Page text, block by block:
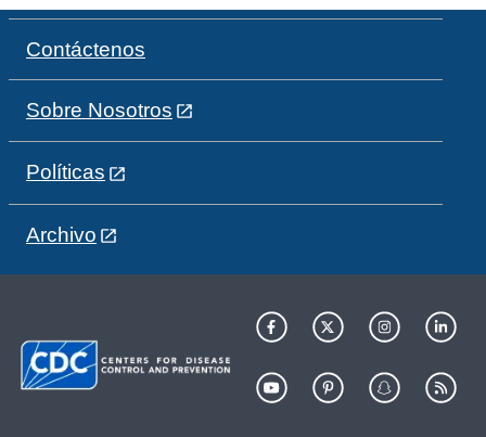
Contáctenos
Sobre Nosotros
Políticas
Archivo